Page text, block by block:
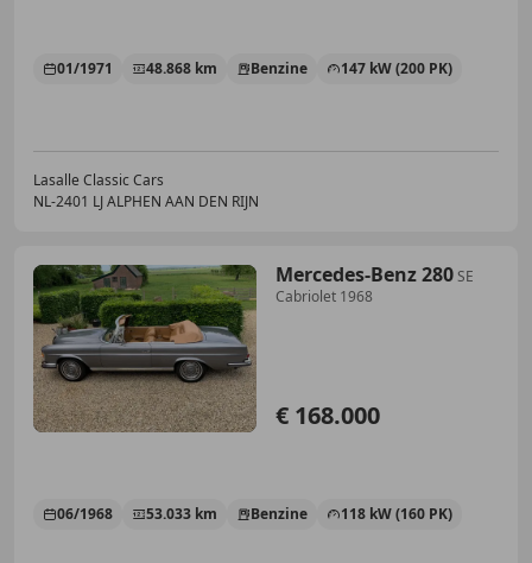
01/1971 48.868 km Benzine 147 kW (200 PK)
Lasalle Classic Cars
NL-2401 LJ ALPHEN AAN DEN RIJN
Mercedes-Benz 280SE
Cabriolet 1968
€ 168.000
06/1968 53.033 km Benzine 118 kW (160 PK)